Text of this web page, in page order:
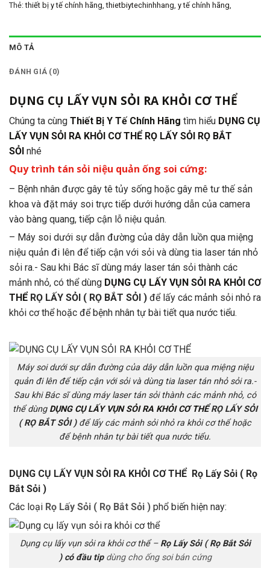
Thẻ:thiết bị y tế chính hãng,thietbiytechinhhang, y tế chính hãng,
MÔ TẢ
ĐÁNH GIÁ (0)
DỤNG CỤ LẤY VỤN SỎI RA KHỎI CƠ THỂ
Chúng ta cùng Thiết Bị Y Tế Chính Hãng tìm hiểu DỤNG CỤ
LẤY VỤN SỎI RA KHỎI CƠ THỂ RỌ LẤY SỎI RỌ BẮT
SỎI nhé
Quy trình tán sỏi niệu quản ống soi cứng:
– Bệnh nhân được gây tê tủy sống hoặc gây mê tư thế sản
khoa và đặt máy soi trực tiếp dưới hướng dẫn của camera
vào bàng quang, tiếp cận lỗ niệu quản.
– Máy soi dưới sự dẫn đường của dây dẫn luồn qua miệng
niệu quản đi lên để tiếp cận với sỏi và dùng tia laser tán nhỏ
sỏi ra.- Sau khi Bác sĩ dùng máy laser tán sỏi thành các
mảnh nhỏ, có thể dùng DỤNG CỤ LẤY VỤN SỎI RA KHỎI CƠ
THỂ RỌ LẤY SỎI ( RỌ BẮT SỎI ) để lấy các mảnh sỏi nhỏ ra
khỏi cơ thể hoặc để bệnh nhân tự bài tiết qua nước tiểu.
Máy soi dưới sự dẫn đường của dây dẫn luồn qua miệng niệu
quản đi lên để tiếp cận với sỏi và dùng tia laser tán nhỏ sỏi ra.-
Sau khi Bác sĩ dùng máy laser tán sỏi thành các mảnh nhỏ, có
thể dùng DỤNG CỤ LẤY VỤN SỎI RA KHỎI CƠ THỂ RỌ LẤY SỎI
( RỌ BẮT SỎI )để lấy các mảnh sỏi nhỏ ra khỏi cơ thể hoặc
để bệnh nhân tự bài tiết qua nước tiểu.
DỤNG CỤ LẤY VỤN SỎI RA KHỎI CƠ THỂ Rọ Lấy Sỏi ( Rọ
Bắt Sỏi )
Các loại Rọ Lấy Sỏi ( Rọ Bắt Sỏi ) phổ biến hiện nay:
Dụng cụ lấy vụn sỏi ra khỏi cơ thể – Rọ Lấy Sỏi ( Rọ Bắt Sỏi
) có đầu tipdùng cho ống soi bán cứng